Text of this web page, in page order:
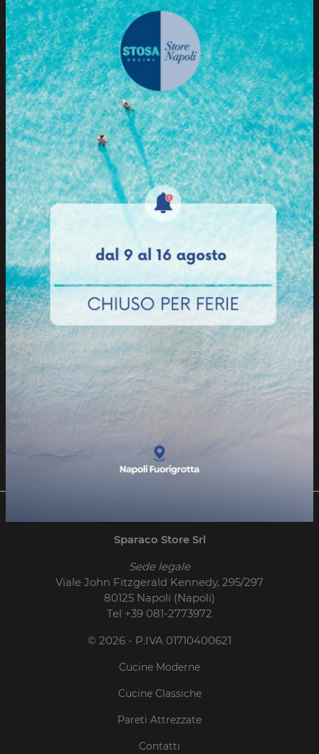
Ho preso visione della Privacy Policy
Invia
Sparaco Store Srl
Sede legale
Viale John Fitzgerald Kennedy, 295/297
80125 Napoli (Napoli)
Tel +39 081-2773972
© 2026 - P.IVA 01710400621
Cucine Moderne
Cucine Classiche
Pareti Attrezzate
Contatti